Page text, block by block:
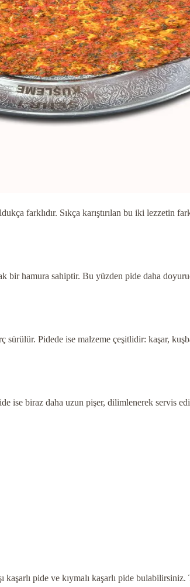
farklıdır. Sıkça karıştırılan bu iki lezzetin
bir hamura sahiptir. Bu yüzden pide daha
Pidede ise malzeme çeşitlidir: kaşar,
ise biraz daha uzun pişer, dilimlenerek servis
kaşarlı pide ve kıymalı kaşarlı pide bulabilirsiniz.